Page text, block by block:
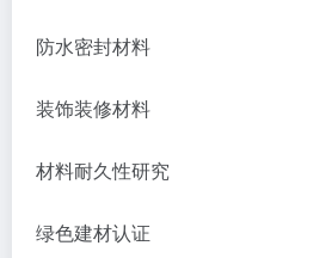
防水密封材料
装饰装修材料
材料耐久性研究
绿色建材认证